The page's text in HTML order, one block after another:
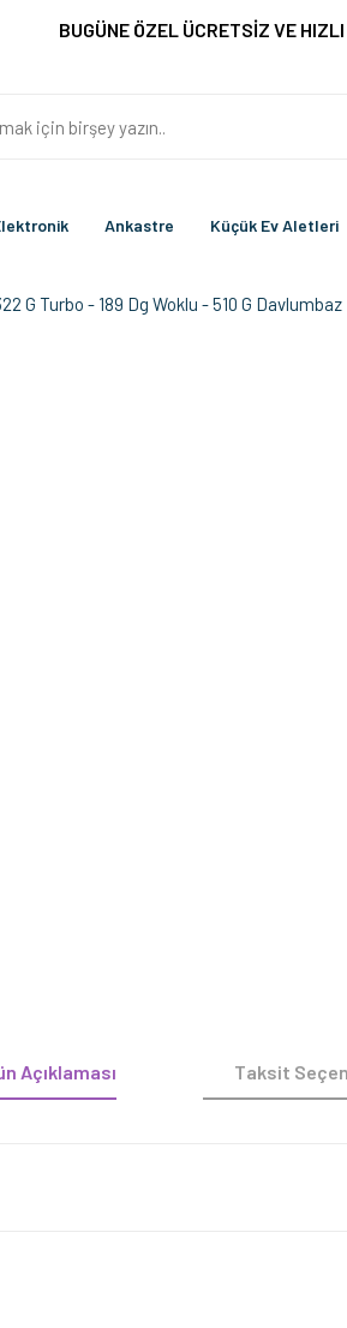
BUGÜNE ÖZEL ÜCRETSİZ VE
Ankastre Küçük Ev Aletleri
Açıklaması Taksit